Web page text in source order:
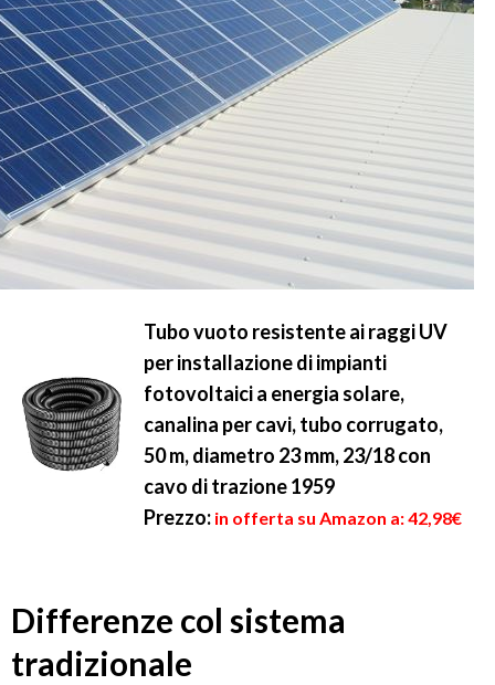
Tubo vuoto resistente ai raggi UV
per installazione di impianti
fotovoltaici a energia solare,
canalina per cavi, tubo corrugato,
50 m, diametro 23 mm, 23/18 con
cavo di trazione 1959
Prezzo: in offerta su Amazon a: 42,98€
Differenze col sistema
tradizionale